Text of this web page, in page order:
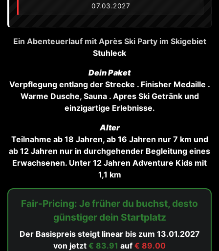
07.03.2027
Ein Abenteuerlauf mit Après Ski Party im Skigebiet
Stuhleck
Dein Paket
Verpflegung entlang der Strecke . Finisher Medaille .
Warme Dusche, Sauna . Apres Ski Getränk und
einzigartige Erlebnisse.
Alter
Teilnahme ab 18 Jahren, ab 16 Jahren nur 7 km und
ab 12 Jahren nur in durchgehender Begleitung eines
Erwachsenen. Unter 12 Jahren Adventure Kids mit
1,1 km
Fair-Pricing: Je früher du buchst, desto
günstiger dein Startplatz
Der Basispreis steigt linear bis zum 13.01.2027
von jetzt € 83.91 auf € 89.00